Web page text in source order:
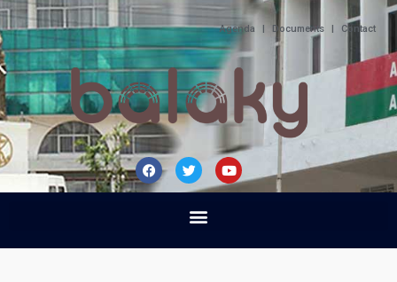
Agenda | Documents | Contact